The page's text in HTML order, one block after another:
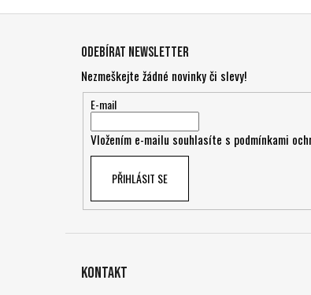
Odebírat newsletter
Nezmeškejte žádné novinky či slevy!
E-mail
Vložením e-mailu souhlasíte s podmínkami
PŘIHLÁSIT SE
Kontakt